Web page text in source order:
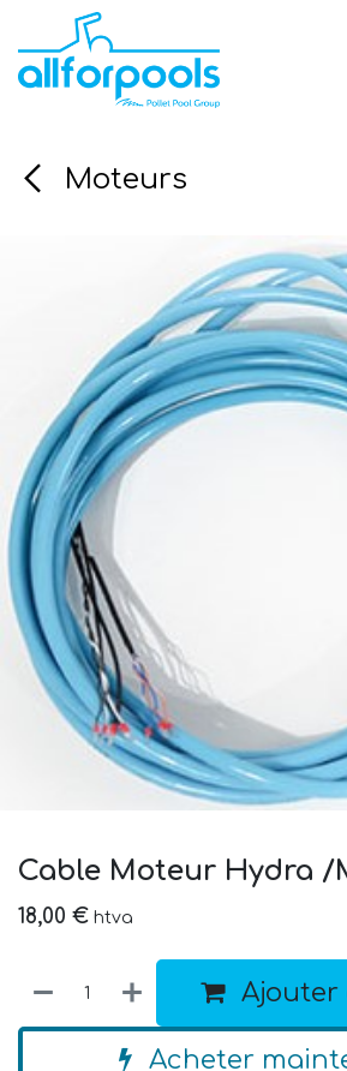
Se rendre au contenu
Moteurs
Cable Moteur Hydra /
18,00 € htva
Ajouter
Acheter